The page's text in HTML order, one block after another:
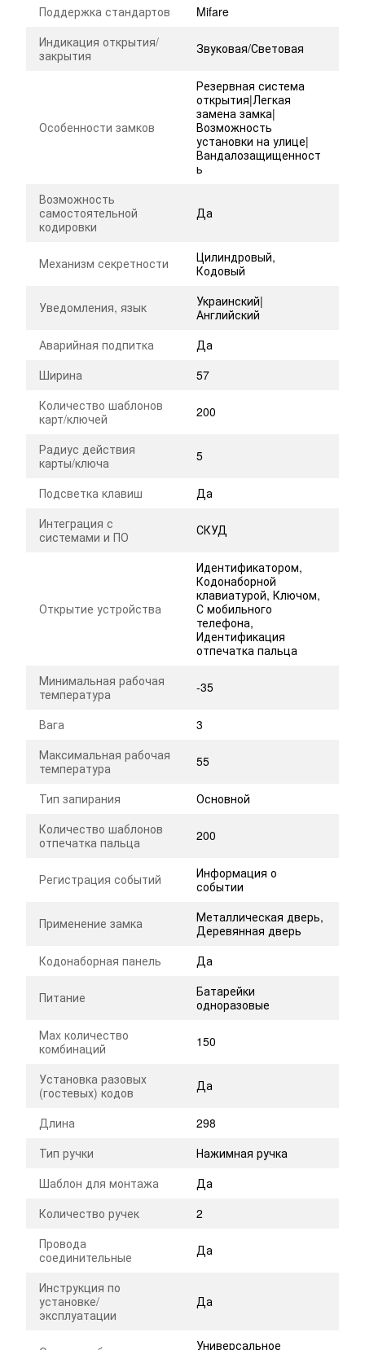
Поддержка стандартов
Mifare
Индикация открытия/
закрытия
Звуковая/Световая
Особенности замков
Резервная система
открытия|Легкая
замена замка|
Возможность
установки на улице|
Вандалозащищенност
ь
Возможность
самостоятельной
кодировки
Да
Механизм секретности
Цилиндровый,
Кодовый
Уведомления, язык
Украинский|
Английский
Аварийная подпитка
Да
Ширина
57
Количество шаблонов
карт/ключей
200
Радиус действия
карты/ключа
5
Подсветка клавиш
Да
Интеграция с
системами и ПО
СКУД
Открытие устройства
Идентификатором,
Кодонаборной
клавиатурой, Ключом,
С мобильного
телефона,
Идентификация
отпечатка пальца
Минимальная рабочая
температура
-35
Вага
3
Максимальная рабочая
температура
55
Тип запирания
Основной
Количество шаблонов
отпечатка пальца
200
Регистрация событий
Информация о
событии
Применение замка
Металлическая дверь,
Деревянная дверь
Кодонаборная панель
Да
Питание
Батарейки
одноразовые
Маx количество
комбинаций
150
Установка разовых
(гостевых) кодов
Да
Длина
298
Тип ручки
Нажимная ручка
Шаблон для монтажа
Да
Количество ручек
2
Провода
соединительные
Да
Инструкция по
установке/
эксплуатации
Да
Универсальное